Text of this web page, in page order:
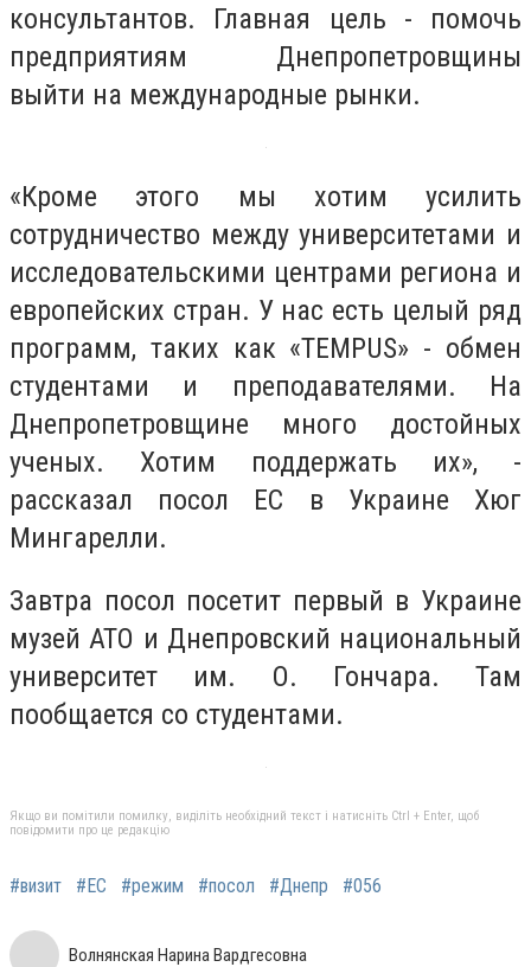
консультантов. Главная цель - помочь
предприятиям Днепропетровщины
выйти на международные рынки.
«Кроме этого мы хотим усилить
сотрудничество между университетами и
исследовательскими центрами региона и
европейских стран. У нас есть целый ряд
программ, таких как «ТEMPUS» - обмен
студентами и преподавателями. На
Днепропетровщине много достойных
ученых. Хотим поддержать их», -
рассказал посол ЕС в Украине Хюг
Мингарелли.
Завтра посол посетит первый в Украине
музей АТО и Днепровский национальный
университет им. О. Гончара. Там
пообщается со студентами.
Якщо ви помітили помилку, виділіть необхідний текст і натисніть Ctrl + Enter, щоб
повідомити про це редакцію
#визит #ЕС #режим #посол #Днепр #056
Волнянская Нарина Вардгесовна